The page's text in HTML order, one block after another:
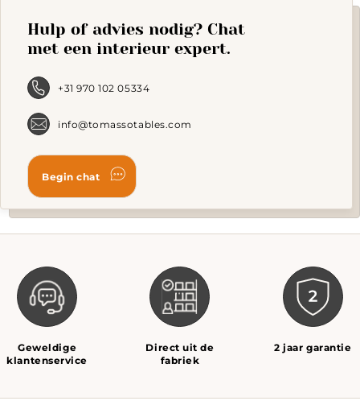
Hulp of advies nodig? Chat
met een interieur expert.
+31 970 102 05334
info@tomassotables.com
Geweldige
klantenservice
Direct uit de
fabriek
2 jaar garantie